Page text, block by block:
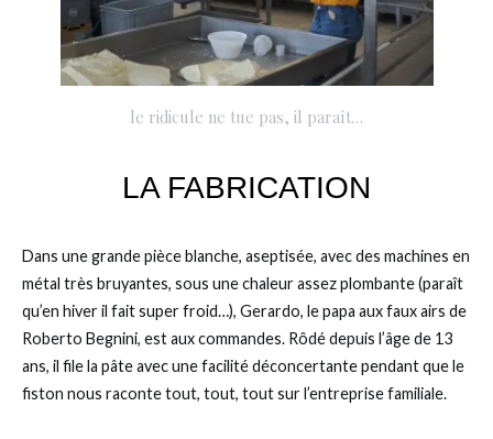
le ridicule ne tue pas, il paraît…
LA FABRICATION
Dans une grande pièce blanche, aseptisée, avec des machines en
métal très bruyantes, sous une chaleur assez plombante (paraît
qu’en hiver il fait super froid…), Gerardo, le papa aux faux airs de
Roberto Begnini, est aux commandes. Rôdé depuis l’âge de 13
ans, il file la pâte avec une facilité déconcertante pendant que le
fiston nous raconte tout, tout, tout sur l’entreprise familiale.